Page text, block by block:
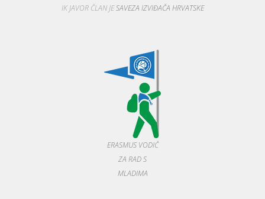
IK JAVOR ČLAN JESAVEZA IZVIĐAČA HRVATSKE
ERASMUS VODIČ
ZA RAD S
MLADIMA